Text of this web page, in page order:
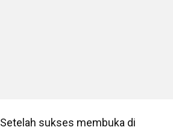
Setelah sukses membuka di